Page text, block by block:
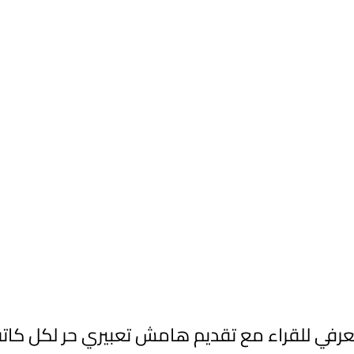
للقراء مع تقديم هامش تعبيري حر لكل